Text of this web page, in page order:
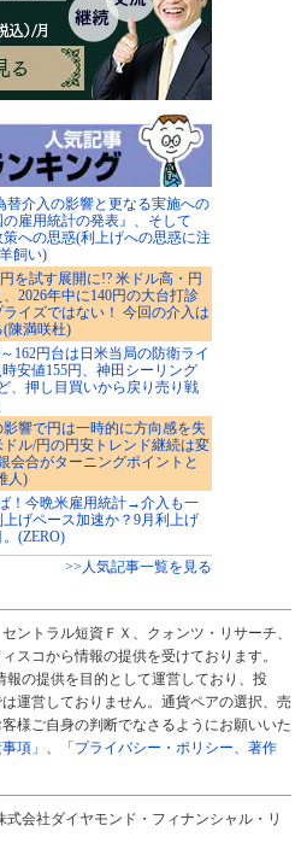
替介入の影響と更なる実施への
雇用統計の発表』、そして
策への思惑(利上げへの思惑に注
飼い)
を試す展開に!? 米ドル高・円
2026年中に140円の大台打診
イズではない！ 今回の介入は
(陳満咲杜)
162円台は日米当局の防衛ライ
安値155円、神田シーリング
、押し目買いから戻り売り戦
影響で円は一時的に方向感を失
ル/円の円安トレンド継続は変
会合がターニングポイントと
人)
！今晩米雇用統計→介入も一
げペース加速か？9月利上げ
(ZERO)
>>人気記事一覧を見る
ントラル短資ＦＸ、クォンツ・リサーチ、
スコから情報の提供を受けております。
の提供を目的として運営しており、投
運営しておりません。通貨ペアの選択、売
様ご自身の判断でなさるようにお願いいた
項」 、
「プライバシー・ポリシー、著作
会社ダイヤモンド・フィナンシャル・リ